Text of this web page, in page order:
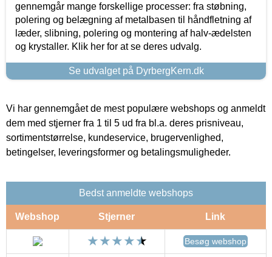
gennemgår mange forskellige processer: fra støbning,
polering og belægning af metalbasen til håndfletning af
læder, slibning, polering og montering af halv-ædelsten
og krystaller. Klik her for at se deres udvalg.
Se udvalget på DyrbergKern.dk
Vi har gennemgået de mest populære webshops og anmeldt
dem med stjerner fra 1 til 5 ud fra bl.a. deres prisniveau,
sortimentstørrelse, kundeservice, brugervenlighed,
betingelser, leveringsformer og betalingsmuligheder.
Bedst anmeldte webshops
Webshop Stjerner Link
Besøg webshop